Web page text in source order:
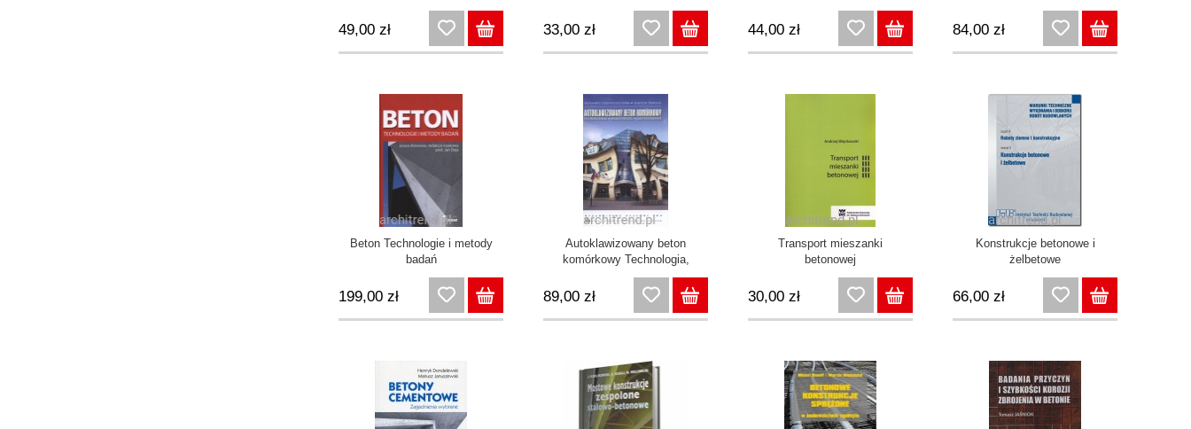
betonu, konstrukcje murowe,
niezawodność konstrukcji -
49,00 zł
zginanych z udziałem siły
osiowej według Eurokodu 2:
33,00 zł 44,00 zł 84,00 zł
Beton Technologie i metody
badań
199,00 zł
Autoklawizowany beton
komórkowy Technologia,
właściwości, zastosowanie
89,00 zł
Transport mieszanki
betonowej
30,00 zł
Konstrukcje betonowe i
żelbetowe
66,00 zł